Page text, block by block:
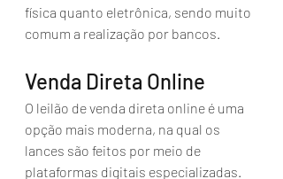
física quanto eletrônica, sendo muito
comum a realização por bancos.
Venda Direta Online
O leilão de venda direta online é uma
opção mais moderna, na qual os
lances são feitos por meio de
plataformas digitais especializadas.